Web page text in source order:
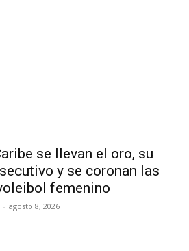
se llevan el oro, su
y se coronan las
femenino
- agosto 8, 2026